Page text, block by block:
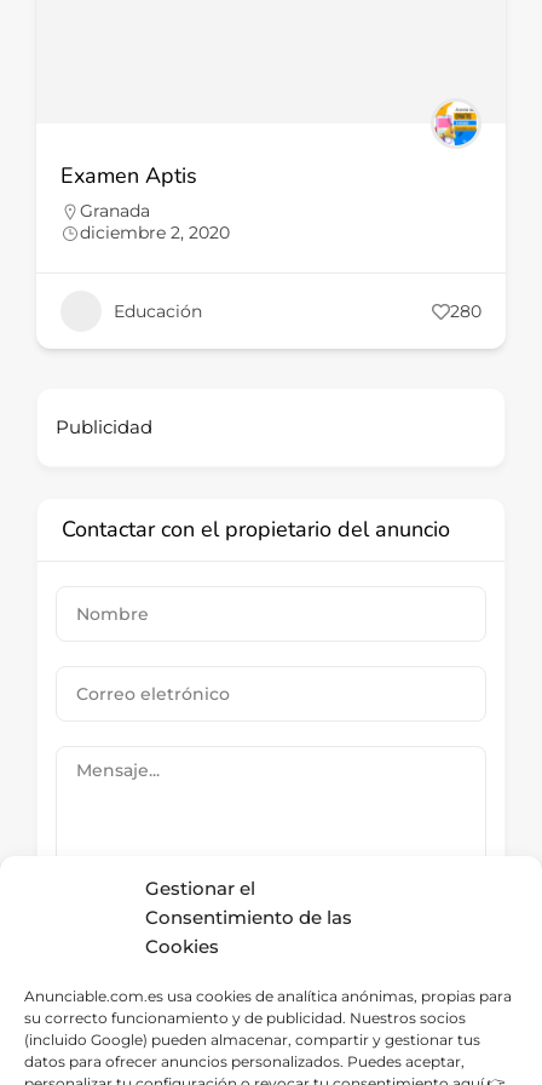
Gestionar el
Consentimiento de las
Cookies
Anunciable.com.es usa cookies de analítica anónimas, propias para
su correcto funcionamiento y de publicidad. Nuestros socios
(incluido Google) pueden almacenar, compartir y gestionar tus
datos para ofrecer anuncios personalizados. Puedes aceptar,
Examen Aptis
Granada
diciembre 2, 2020
Educación 280
Publicidad
Contactar con el propietario del anuncio
Submit Now
Directorio – Categorías